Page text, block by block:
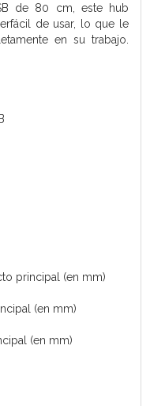
de 80 cm, este hub
de usar, lo que le
en su trabajo.
principal (en mm)
(en mm)
(en mm)